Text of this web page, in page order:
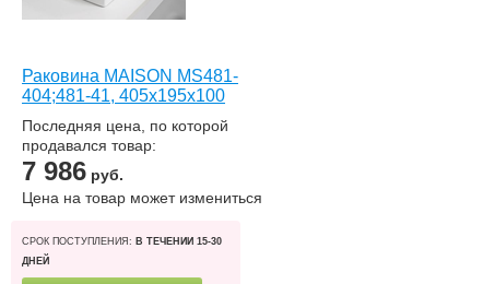
Раковина MAISON MS481-
404;481-41, 405x195x100
Последняя цена, по которой
продавался товар:
7 986 руб.
Цена на товар может измениться
СРОК ПОСТУПЛЕНИЯ: В ТЕЧЕНИИ 15-30
ДНЕЙ